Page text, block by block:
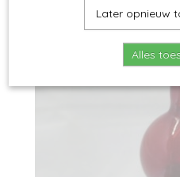
Later opnieuw
Alles